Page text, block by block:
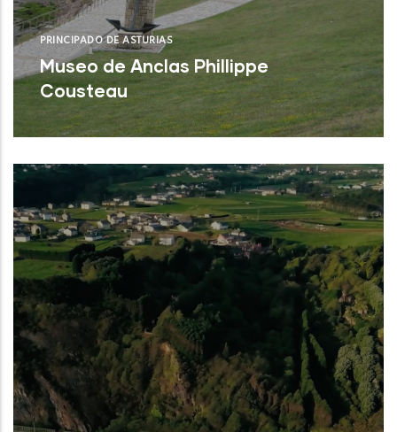
PRINCIPADO DE ASTURIAS
Museo de Anclas Phillippe
Cousteau
Castrillón (Asturias)